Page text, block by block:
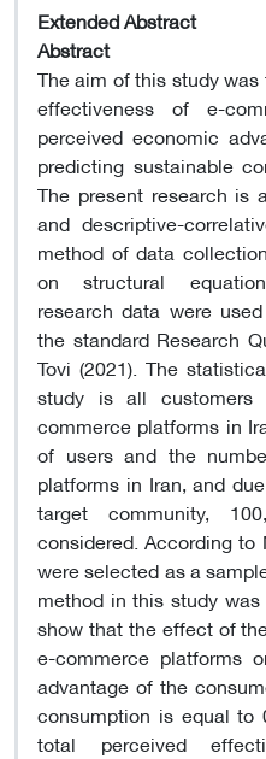
Extended Abstract
Abstract
The aim of this study
effectiveness of e-
perceived economic
predicting sustainable
The present research is
and descriptive-
method of data
on structural
research data were
the standard Research
Tovi (2021). The
study is all
commerce platforms in
of users and the
platforms in Iran, and
target community,
considered. According
were selected as a
method in this study
show that the effect of
e-commerce platforms
advantage of the
consumption is equal
total perceived